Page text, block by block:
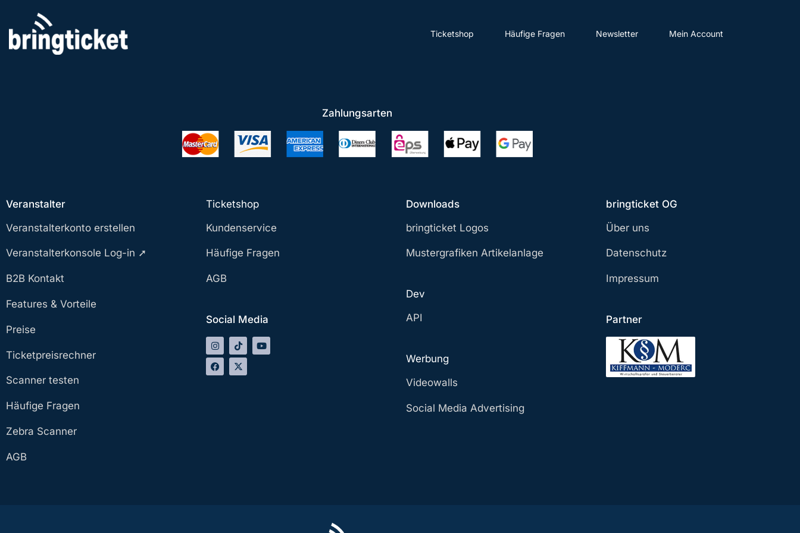
Zum
Inhalt
Ticketshop Häufige Fragen Newsletter Mein Account
Zahlungsarten
Veranstalter
Veranstalterkonto erstellen
Veranstalterkonsole Log-in ➚
B2B Kontakt
Features & Vorteile
Preise
Ticketpreisrechner
Scanner testen
Häufige Fragen
Zebra Scanner
AGB
Ticketshop
Kundenservice
Häufige Fragen
AGB
Social Media
Downloads
bringticket Logos
Mustergrafiken Artikelanlage
Dev
API
Werbung
Videowalls
Social Media Advertising
bringticket OG
Über uns
Datenschutz
Impressum
Partner